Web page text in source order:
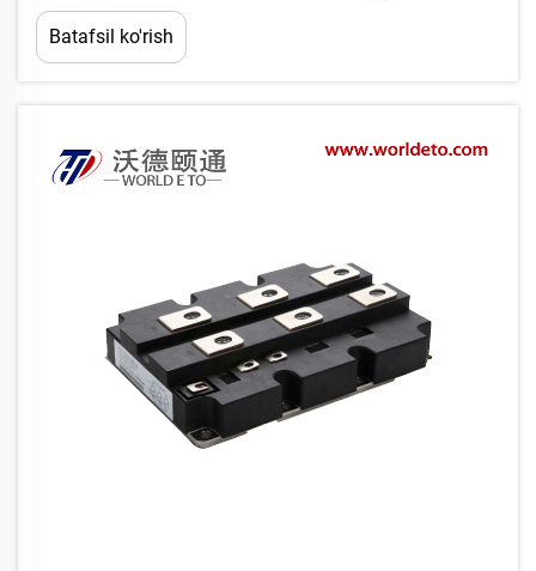
avtomatlashtirish sohasida, zavod ishlab chiqarish
hajmini oshirishda va energiya xarajatlarini tejashda
katta o'zgarish kiritdi. Maydonning hozirgi...
Batafsil ko'rish